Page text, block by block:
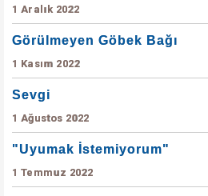
1 Aralık 2022
Görülmeyen Göbek Bağı
1 Kasım 2022
Sevgi
1 Ağustos 2022
"Uyumak İstemiyorum"
1 Temmuz 2022